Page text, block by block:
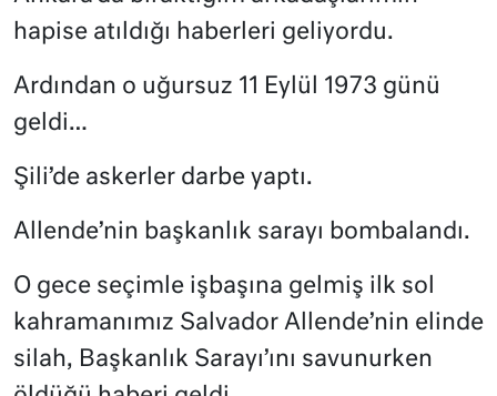
hapise atıldığı haberleri geliyordu.
Ardından o uğursuz 11 Eylül 1973 günü
geldi…
Şili’de askerler darbe yaptı.
Allende’nin başkanlık sarayı bombalandı.
O gece seçimle işbaşına gelmiş ilk sol
kahramanımız Salvador Allende’nin elinde
silah, Başkanlık Sarayı’ını savunurken